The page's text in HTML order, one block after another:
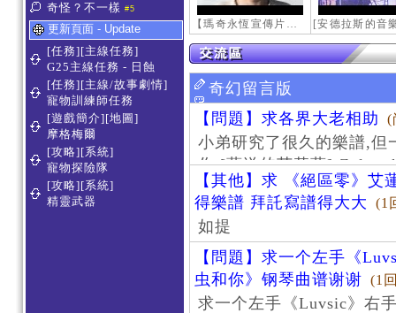
奇怪？不一樣 #5
更新頁面 - Update
[任務][主線任務]
G25主線任務 - 日蝕
[任務][主線/故事劇情]
寵物訓練師任務
[遊戲簡介][地圖]
摩格梅爾
[攻略][系統]
寵物探險隊
[攻略][系統]
精靈武器
【瑪奇永恆宣傳片】最初的感動
奇幻留言版
【問題】求各界大老相助
(
小弟研究了很久的樂譜,但
作 [葬送的芙莉蓮]-
【其他】求 《絕區零》艾
得樂譜 拜託寫譜得大大
(1
如提
【問題】求一个左手《
虫和你》钢琴曲谱谢谢 (1
求一个左手《Luvsic》右